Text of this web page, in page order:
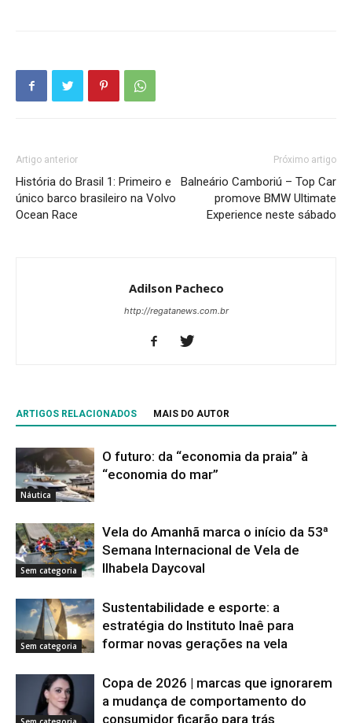
Artigo anterior
História do Brasil 1: Primeiro e
único barco brasileiro na Volvo
Ocean Race
Próximo artigo
Balneário Camboriú – Top Car
promove BMW Ultimate
Experience neste sábado
Adilson Pacheco
http://regatanews.com.br
ARTIGOS RELACIONADOS MAIS DO AUTOR
Náutica
O futuro: da “economia da praia” à
“economia do mar”
Sem categoria
Vela do Amanhã marca o início da 53ª
Semana Internacional de Vela de
Ilhabela Daycoval
Sem categoria
Sustentabilidade e esporte: a
estratégia do Instituto Inaê para
formar novas gerações na vela
Copa de 2026 | marcas que ignorarem
a mudança de comportamento do
consumidor ficarão para trás